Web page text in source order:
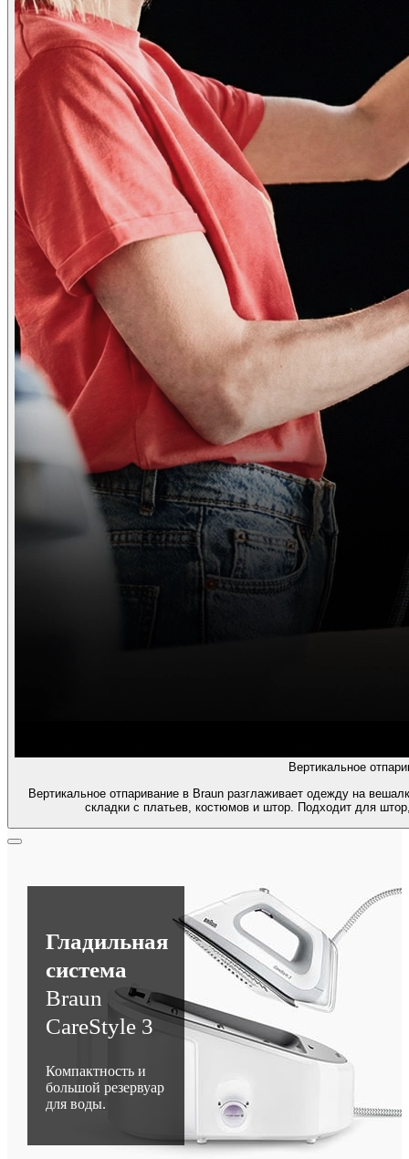
Вертикальное
Вертикальное отпаривание в Braun разглаживает одежду на
складки с платьев, костюмов и штор. Подходит для
Гладильная
система
Braun
CareStyle 3
Компактность и
большой резервуар
для воды.